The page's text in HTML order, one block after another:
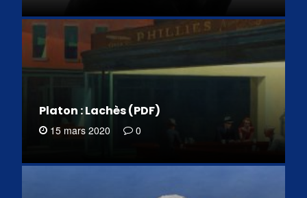
Platon : Lachès (PDF)
15 mars 2020 0